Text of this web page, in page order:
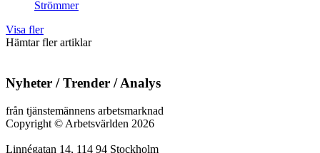
Strömmer
Visa fler
Hämtar fler artiklar
Nyheter / Trender / Analys
från tjänstemännens arbetsmarknad
Copyright © Arbetsvärlden 2026
Linnégatan 14, 114 94 Stockholm